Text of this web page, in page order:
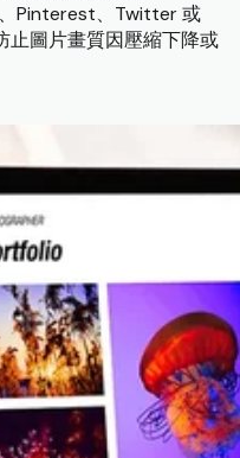
Pinterest、Twitter 或
止圖片畫質因壓縮下降或